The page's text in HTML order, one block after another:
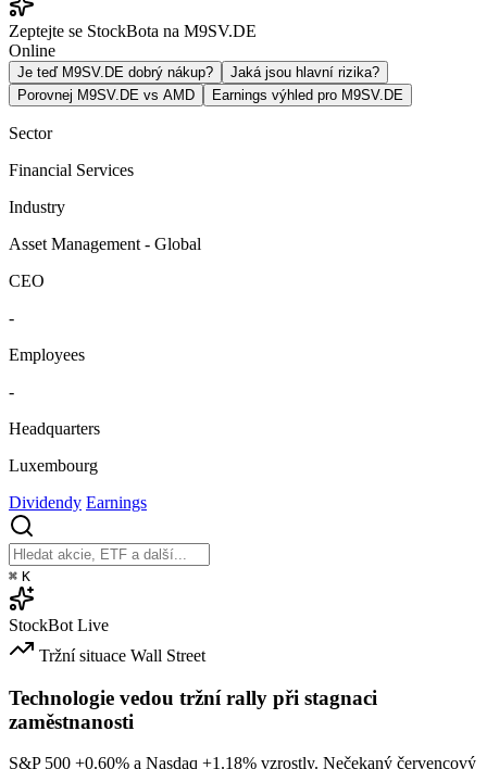
Zeptejte se StockBota na M9SV.DE
Online
Je teď M9SV.DE dobrý nákup?
Jaká jsou hlavní rizika?
Porovnej M9SV.DE vs AMD
Earnings výhled pro M9SV.DE
Sector
Financial Services
Industry
Asset Management - Global
CEO
-
Employees
-
Headquarters
Luxembourg
Dividendy Earnings
⌘ K
StockBot Live
Tržní situace Wall Street
Technologie vedou tržní rally při stagnaci
zaměstnanosti
S&P 500 +0.60% a Nasdaq +1.18% vzrostly. Nečekaný červencový